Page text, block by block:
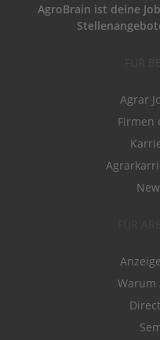
AgroBrain ist deine
Agrar
Firmen
Warum